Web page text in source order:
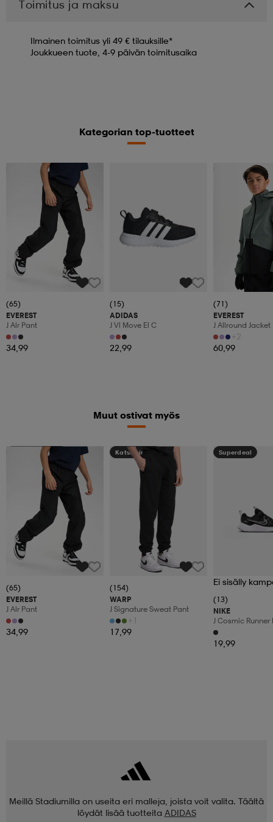
Toimitus ja maksu
Ilmainen toimitus yli 49 € tilauksille*
Joukkueen tuote, 4-9 päivän toimitusaika
Kategorian top-tuotteet
Kampanja -25%
(65)
EVEREST
J Alr Pant
34,99
(15)
ADIDAS
J Vl Move El C
22,99
Kampanja -25%
(71)
EVEREST
J Allround Jacket
+2
60,99
Muut ostivat myös
Kampanja -25%
(65)
EVEREST
J Alr Pant
34,99
Katso hintaa
(154)
WARP
J Signature Sweat Pant
+1
17,99
Superdeal
Ei sisälly
(13)
NIKE
J Cosmic Runner
19,99
Meillä Stadiumilla on useita eri malleja, joista voit valita. Täältä
löydät lisää tuotteita ADIDAS